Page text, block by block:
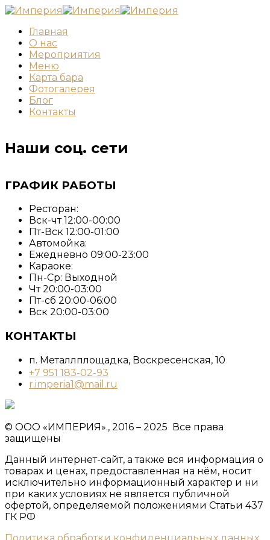
Главная
О нас
Мероприятия
Меню
Карта бара
Фотогалерея
Блог
Контакты
Наши соц. сети
ГРАФИК РАБОТЫ
Ресторан:
Вск-чт 12:00-00:00
Пт-Вск 12:00-01:00
Автомойка:
Ежедневно 09:00-23:00
Караоке:
Пн-Ср: Выходной
Чт 20:00-03:00
Пт-сб 20:00-06:00
Вск 20:00-03:00
КОНТАКТЫ
п. Металлплощадка, ​Воскресенская, 10​
+7 951 183-02-93
r.imperia1@mail.ru
© ООО «ИМПЕРИЯ»., 2016 – 2025 Все права
защищены
Данный интернет-сайт, а также вся информация о
товарах и ценах, предоставленная на нём, носит
исключительно информационный характер и ни
при каких условиях не является публичной
офертой, определяемой положениями Статьи 437
ГК РФ